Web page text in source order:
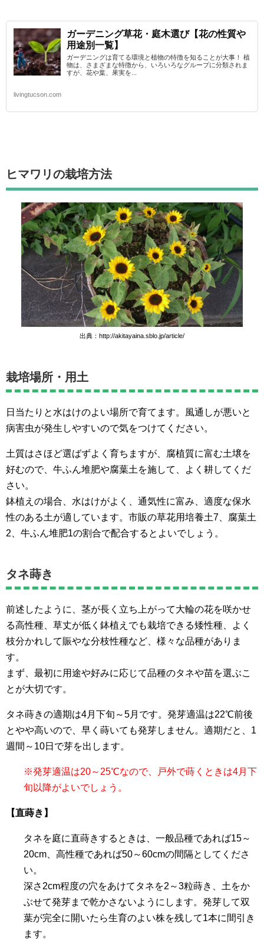
ガーデニング草花・庭木選び【花の性質や
用途別一覧】
ガーデニングは育てる環境と植物の特徴を知ることが大事！ 植
物は、さまざまな特徴から、いろいろなグループに分類されま
すが、花や葉、果実を...
livingtucson.com
ヒマワリの栽培方法
出典：http://akitayaina.sblo.jp/article/
栽培場所・用土
日当たりと水はけのよい場所で育てます。風通しが悪いと
病害虫が発生しやすいので気をつけてください。
土質はさほど選ばずよく育ちますが、腐植質に富む土壌を
好むので、牛ふん堆肥や腐葉土を施して、よく耕してくだ
さい。
鉢植えの場合、水はけがよく、通気性に富み、適度な保水
性のある土が適しています。市販の草花用培養土7、腐葉土
2、牛ふん堆肥1の割合で配合するとよいでしょう。
タネ蒔き
前述したように、茎が長く立ち上がって大輪の花を咲かせ
る高性種、草丈が低く鉢植えでも栽培できる矮性種、よく
枝分かれして賑やな分枝性種など、様々な品種がありま
す。
まず、最初に用途や好みに応じて品種のタネや苗を選ぶこ
とが大切です。
タネ蒔きの適期は4月下旬～5月です。発芽適温は22℃前後
とやや高いので、早く蒔いても発芽しません。適期だと、1
週間～10日で芽を出します。
※発芽適温は20～25℃なので、戸外で蒔くときは4月下
旬以降がよいでしょう。
【直蒔き】
タネを庭に直蒔きするときは、一般品種であれば15～
20cm、高性種であれば50～60cmの間隔としてくださ
い。
深さ2cm程度の穴をあけてタネを2～3粒蒔き、土をか
ぶせて発芽まで乾かさないようにします。発芽して双
葉が完全に開いたら生育のよい株を残して1本に間引き
ます。